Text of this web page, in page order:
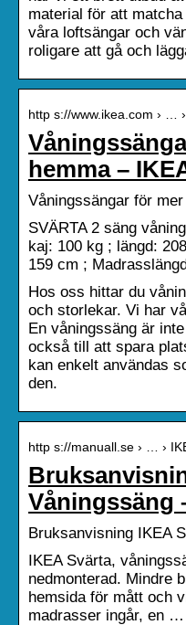
material för att
våra loftsängar och
roligare att gå och
http s://www.ikea.com › …
hemma –
Våningssängar för
SVÄRTA 2 säng
kaj: 100 kg ; längd:
159 cm ;
Hos oss hittar du
och storlekar. Vi har
En våningssäng är
också till att spara
kan enkelt användas
den.
http s://manuall.se › … ›
Våningssäng
Bruksanvisning IKEA
IKEA Svärta,
nedmonterad. Mindre
hemsida för mått och
madrasser ingår, en …